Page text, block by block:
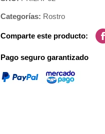
Categorías: Rostro
Comparte este producto:
Pago seguro garantizado